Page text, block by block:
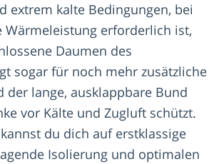
extrem kalte Bedingungen, bei
Wärmeleistung erforderlich ist,
Daumen des
sogar für noch mehr zusätzliche
der lange, ausklappbare Bund
vor Kälte und Zugluft schützt.
du dich auf erstklassige
Isolierung und optimalen